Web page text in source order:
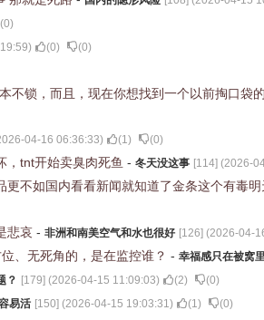
(0)
) (0) (0)
不锁，而且，现在你想找到一个以前掏口袋
04-16 06:36:33) (1) (0)
，tnt开始卖臭肉死鱼 - 冬天没这事 [114] (2026-
不如国内看看新闻就知道了金条这个有毒
悲哀 - 非洲和南美空气和水也很好 [126] (2026-04-
、无死角的，是在监控谁？ - 幸福感只在被窝
？ [179] (2026-04-15 11:09:03) (2) (0)
易活 [150] (2026-04-15 19:03:31) (1) (0)